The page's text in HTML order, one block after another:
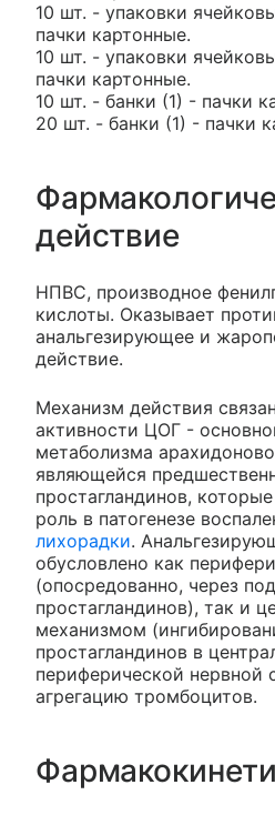
10 шт. - упаковки
пачки картонные.
10 шт. - упаковки
пачки картонные.
10 шт. - банки (1) - пачки
20 шт. - банки (1) - пачки
действие
НПВС, производное
кислоты. Оказывает
анальгезирующее и
действие.
Механизм действия
активности ЦОГ -
метаболизма
являющейся
простагландинов,
роль в патогенезе
лихорадки.
обусловлено как
(опосредованно, через
простагландинов), так и
механизмом
простагландинов в
периферической нервной
агрегацию тромбоцитов.